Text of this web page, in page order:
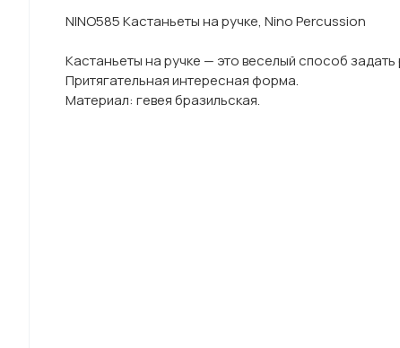
NINO585 Кастаньеты на ручке, Nino Percussion
Кастаньеты на ручке — это веселый способ
Притягательная интересная форма.
Материал: гевея бразильская.